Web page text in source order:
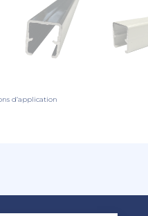
d’application